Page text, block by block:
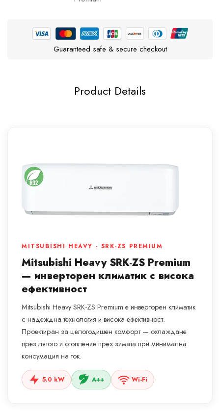
Guaranteed safe & secure checkout
Product Details
MITSUBISHI HEAVY · SRK-ZS PREMIUM
Mitsubishi Heavy SRK-ZS Premium
— инверторен климатик с висока
ефективност
Mitsubishi Heavy SRK-ZS Premium е инверторен климатик
с надеждна технология и висока ефективност.
Проектиран за целогодишен комфорт — охлаждане
през лятото и отопление през зимата при минимална
консумация на ток.
5.0 kW A++ Wi-Fi